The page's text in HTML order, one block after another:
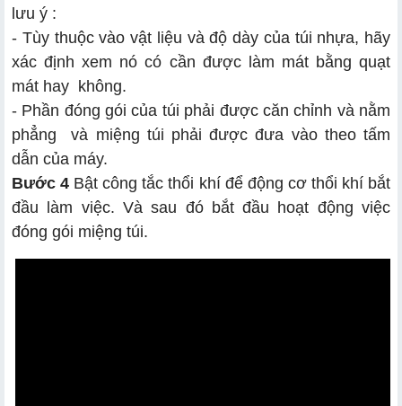
lưu ý :
- Tùy thuộc vào vật liệu và độ dày của túi nhựa, hãy
xác định xem nó có cần được làm mát bằng quạt
mát hay không.
- Phần đóng gói của túi phải được căn chỉnh và nằm
phẳng và miệng túi phải được đưa vào theo tấm
dẫn của máy.
Bước 4 Bật công tắc thổi khí để động cơ thổi khí bắt
đầu làm việc. Và sau đó bắt đầu hoạt động việc
đóng gói miệng túi.